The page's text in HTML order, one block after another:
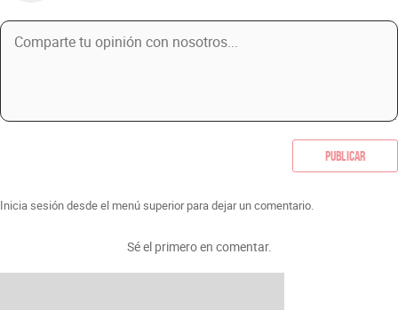
Publicar
Inicia sesión desde el menú superior para dejar un comentario.
Sé el primero en comentar.